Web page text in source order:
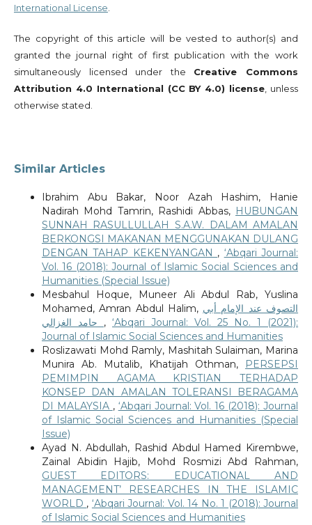
International License.
The copyright of this article will be vested to author(s) and
granted the journal right of first publication with the work
simultaneously licensed under the Creative Commons
Attribution 4.0 International (CC BY 4.0) license, unless
otherwise stated.
Similar Articles
Ibrahim Abu Bakar, Noor Azah Hashim, Hanie
Nadirah Mohd Tamrin, Rashidi Abbas, HUBUNGAN
SUNNAH RASULLULLAH S.A.W. DALAM AMALAN
BERKONGSI MAKANAN MENGGUNAKAN DULANG
DENGAN TAHAP KEKENYANGAN , ‘Abqari Journal:
Vol. 16 (2018): Journal of Islamic Social Sciences and
Humanities (Special Issue)
Mesbahul Hoque, Muneer Ali Abdul Rab, Yuslina
Mohamed, Amran Abdul Halim, التصوف عند الإمام أبي
,‘Abqari Journal: Vol. 25 No. 1 (2021):
Journal of Islamic Social Sciences and Humanities
Roslizawati Mohd Ramly, Mashitah Sulaiman, Marina
Munira Ab. Mutalib, Khatijah Othman,
PERSEPSI
PEMIMPIN AGAMA KRISTIAN TERHADAP
KONSEP DAN AMALAN TOLERANSI BERAGAMA
DI MALAYSIA , ‘Abqari Journal: Vol. 16 (2018): Journal
of Islamic Social Sciences and Humanities (Special
Issue)
Ayad N. Abdullah, Rashid Abdul Hamed Kirembwe,
Zainal Abidin Hajib, Mohd Rosmizi Abd Rahman,
GUEST EDITORS: EDUCATIONAL AND
MANAGEMENT’ RESEARCHES IN THE ISLAMIC
WORLD , ‘Abqari Journal: Vol. 14 No. 1 (2018): Journal
of Islamic Social Sciences and Humanities